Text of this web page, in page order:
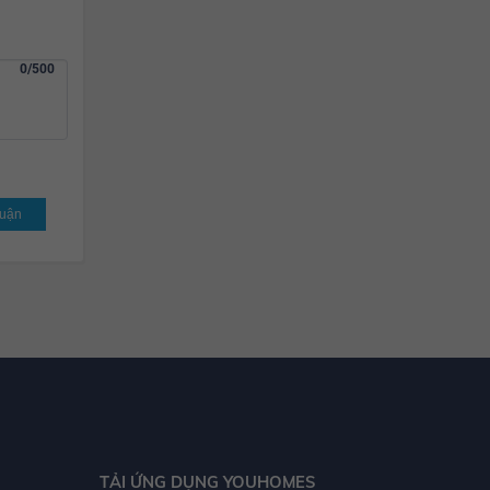
0/500
TẢI ỨNG DỤNG YOUHOMES